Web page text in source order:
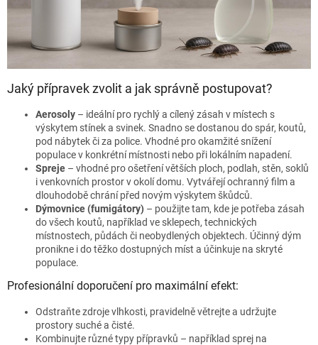
r
v
y
p
s
u
Jaký přípravek zvolit a jak správně postupovat?
Aerosoly – ideální pro rychlý a cílený zásah v místech s
výskytem stínek a svinek. Snadno se dostanou do spár, koutů,
pod nábytek či za police. Vhodné pro okamžité snížení
populace v konkrétní místnosti nebo při lokálním napadení.
Spreje – vhodné pro ošetření větších ploch, podlah, stěn, soklů
i venkovních prostor v okolí domu. Vytvářejí ochranný film a
dlouhodobě chrání před novým výskytem škůdců.
Dýmovnice (fumigátory) – použijte tam, kde je potřeba zásah
do všech koutů, například ve sklepech, technických
místnostech, půdách či neobydlených objektech. Účinný dým
pronikne i do těžko dostupných míst a účinkuje na skryté
populace.
Profesionální doporučení pro maximální efekt:
Odstraňte zdroje vlhkosti, pravidelně větrejte a udržujte
prostory suché a čisté.
Kombinujte různé typy přípravků – například sprej na